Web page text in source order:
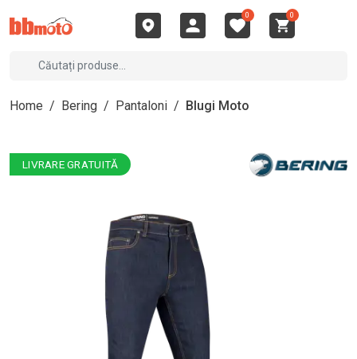
0 0
Home / Bering / Pantaloni / Blugi Moto
LIVRARE GRATUITĂ